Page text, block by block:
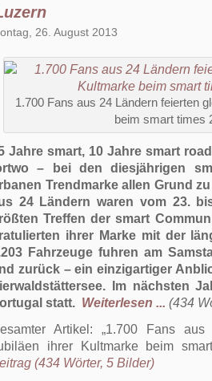
26. August 2013
1.700 Fans aus 24 Ländern feierten
beim smart times
Jahre smart, 10 Jahre smart
– bei den diesjährigen
Trendmarke allen Grund
24 Ländern waren vom 23.
Treffen der smart
ihrer Marke mit der
Fahrzeuge fuhren am
zurück – ein einzigartiger
Im nächsten
statt. Weiterlesen ... (434
Artikel: 1.700 Fans aus
ihrer Kultmarke beim
(434 Wörter, 5 Bilder)